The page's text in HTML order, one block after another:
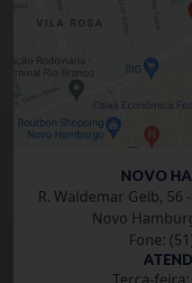
NOVO
R. Waldemar Geib, 56
Novo
Fone: